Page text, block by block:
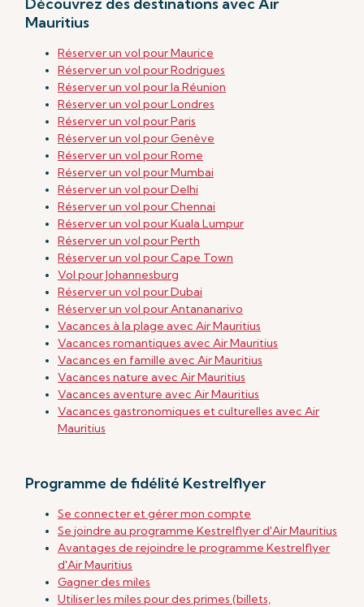
Mauritius
Réserver un vol pour Maurice
Réserver un vol pour Rodrigues
Réserver un vol pour la Réunion
Réserver un vol pour Londres
Réserver un vol pour Paris
Réserver un vol pour Genève
Réserver un vol pour Rome
Réserver un vol pour Mumbai
Réserver un vol pour Delhi
Réserver un vol pour Chennai
Réserver un vol pour Kuala Lumpur
Réserver un vol pour Perth
Réserver un vol pour Cape Town
Vol pour Johannesburg
Réserver un vol pour Dubai
Réserver un vol pour Antananarivo
Vacances à la plage avec Air Mauritius
Vacances romantiques avec Air Mauritius
Vacances en famille avec Air Mauritius
Vacances nature avec Air Mauritius
Vacances aventure avec Air Mauritius
Vacances gastronomiques et culturelles avec Air
Mauritius
Programme de fidélité Kestrelflyer
Se connecter et gérer mon compte
Se joindre au programme Kestrelflyer d'Air Mauritius
Avantages de rejoindre le programme Kestrelflyer
d'Air Mauritius
Gagner des miles
Utiliser les miles pour des primes (billets,